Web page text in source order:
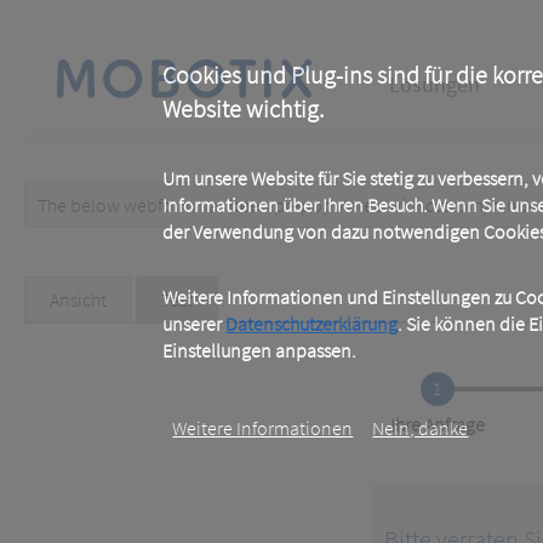
Cookies und Plug-ins sind für die
Website wichtig.
Um unsere Website für Sie stetig zu
Informationen über Ihren Besuch. Wenn Sie
der Verwendung von dazu notwendigen
Weitere Informationen und Einstellungen zu
unsererDatenschutzerklärung. Sie können die
Einstellungen anpassen.
Weitere Informationen Nein, danke
content
Main
Lösungen
Warning
message
The below webform has been prepopulated with custom/
Primary
Ansicht Test(active
tab)
1
Current
Ihre Anfrage